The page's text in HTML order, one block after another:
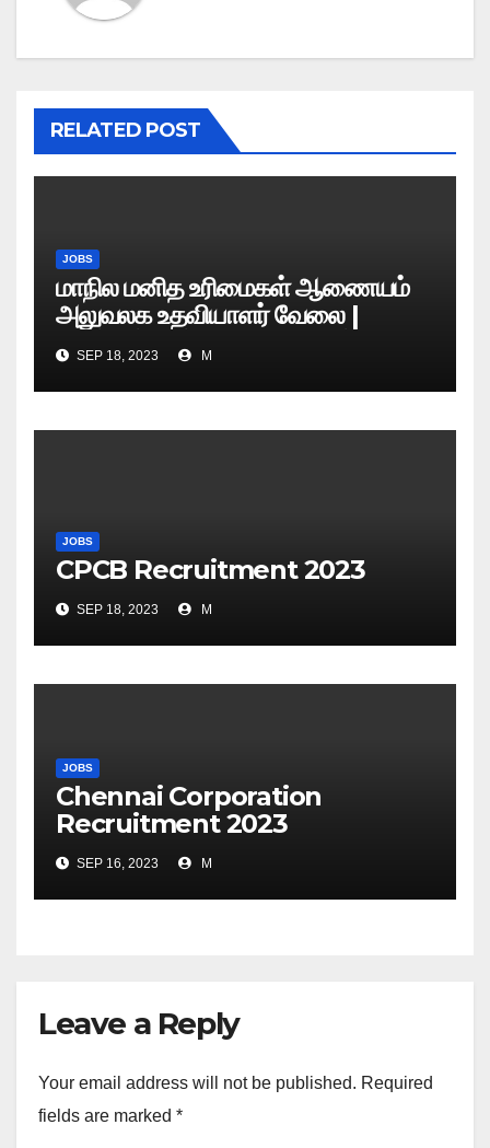
RELATED POST
JOBS
மாநில மனித உரிமைகள் ஆணையம்
அலுவலக உதவியாளர் வேலை |
எழுத்துத் தேர்வு தேதி அறிவிப்பு..?
SEP 18, 2023 M
JOBS
CPCB Recruitment 2023
SEP 18, 2023 M
JOBS
Chennai Corporation
Recruitment 2023
SEP 16, 2023 M
Leave a Reply
Your email address will not be published. Required
fields are marked *